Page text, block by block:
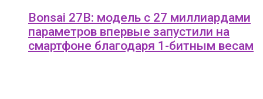
Bonsai 27B: модель с 27 миллиардами
параметров впервые запустили на
смартфоне благодаря 1-битным весам